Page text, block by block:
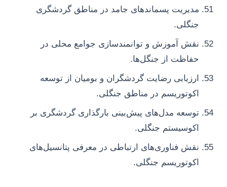
مدیریت پسماندهای جامد در مناطق گردشگری
جنگلی.
نقش آموزش و توانمندسازی جوامع محلی در
حفاظت از جنگل‌ها.
ارزیابی رضایت گردشگران و بومیان از توسعه
اکوتوریسم در مناطق جنگلی.
توسعه مدل‌های پیش‌بینی بارگذاری گردشگری بر
اکوسیستم جنگلی.
نقش فناوری‌های ارتباطی در معرفی پتانسیل‌های
اکوتوریسم جنگلی.